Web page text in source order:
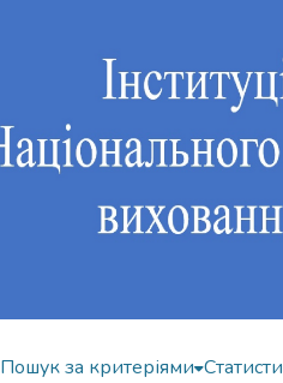
Пошук за критеріями